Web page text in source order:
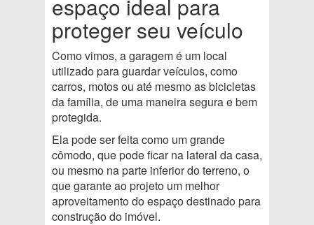
espaço ideal para
proteger seu veículo
Como vimos, a garagem é um local
utilizado para guardar veículos, como
carros, motos ou até mesmo as bicicletas
da família, de uma maneira segura e bem
protegida.
Ela pode ser feita como um grande
cômodo, que pode ficar na lateral da casa,
ou mesmo na parte inferior do terreno, o
que garante ao projeto um melhor
aproveitamento do espaço destinado para
construção do imóvel.